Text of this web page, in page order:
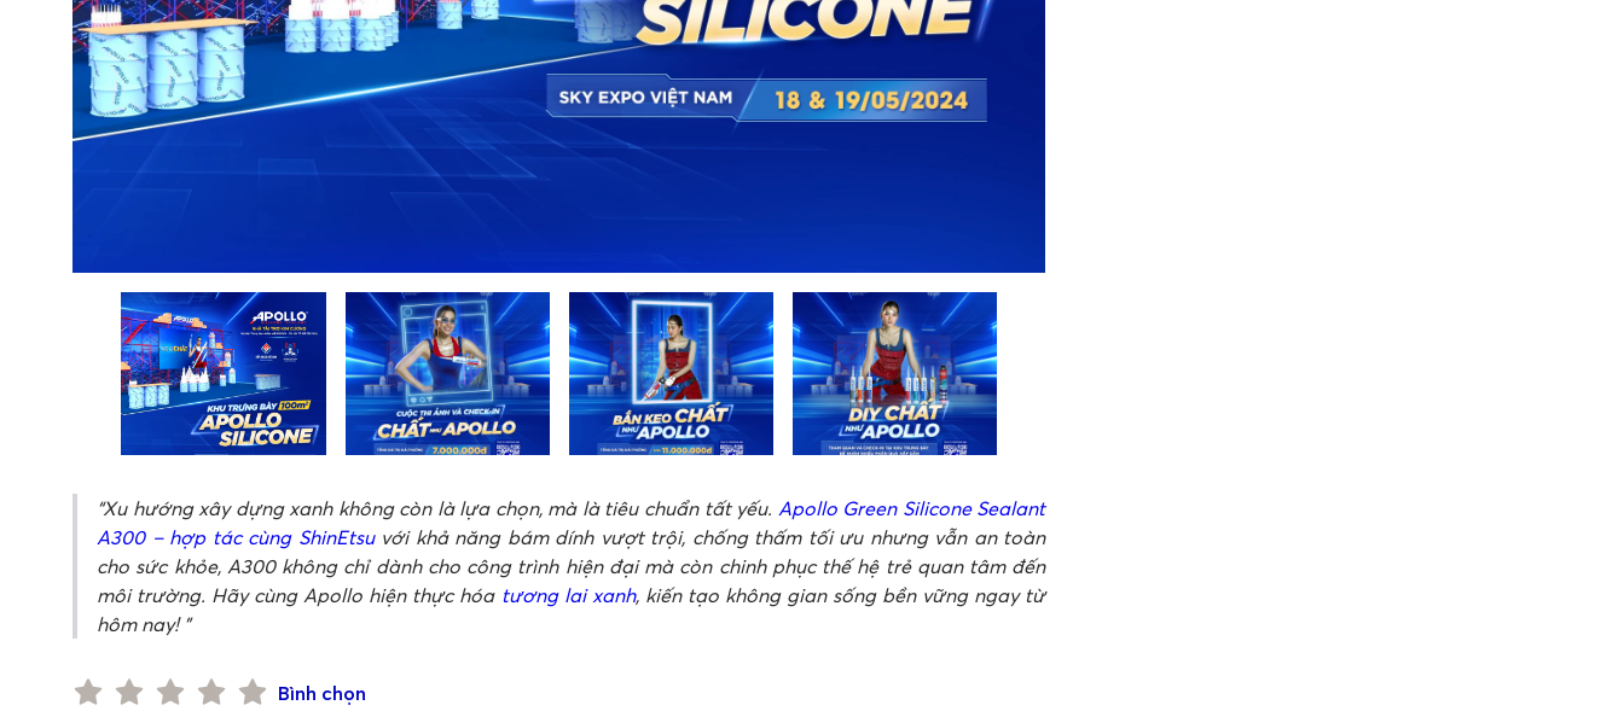
Xu hướng xây dựng xanh không còn là lựa chọn, mà là tiêu chuẩn tất yếu. Apollo Green Silicone Sealant
A300 – hợp tác cùng ShinEtsuvới khả năng bám dính vượt trội, chống thấm tối ưu nhưng vẫn an toàn
cho sức khỏe, A300 không chỉ dành cho công trình hiện đại mà còn chinh phục thế hệ trẻ quan tâm đến
môi trường. Hãy cùng Apollo hiện thực hóa tương lai xanh, kiến tạo không gian sống bền vững ngay từ
hôm nay!
Bình chọn